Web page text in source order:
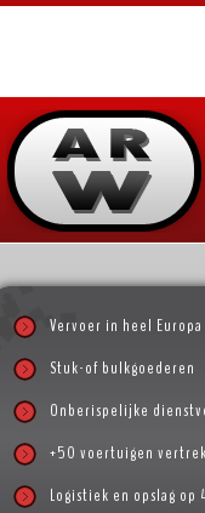
Vervoer in heel Europa
Stuk-of bulkgoederen
Onberispelijke
+50 voertuigen
Logistiek en opslag op